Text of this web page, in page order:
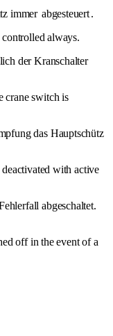
immer abgesteuert.
always.
der Kranschalter
crane switch is
das Hauptschütz
with active
abgeschaltet.
off in the event of a